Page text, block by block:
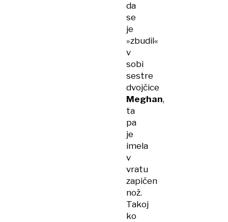
da
se
je
»zbudil«
v
sobi
sestre
dvojčice
Meghan,
ta
pa
je
imela
v
vratu
zapičen
nož.
Takoj
ko